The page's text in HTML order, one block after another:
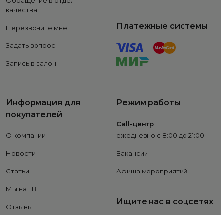
качества
Перезвоните мне
Задать вопрос
Запись в салон
Платежные системы
Информация для
покупателей
О компании
Новости
Статьи
Мы на ТВ
Отзывы
Режим работы
Call-центр
ежедневно с 8:00 до 21:00
Вакансии
Афиша мероприятий
Ищите нас в соцсетях